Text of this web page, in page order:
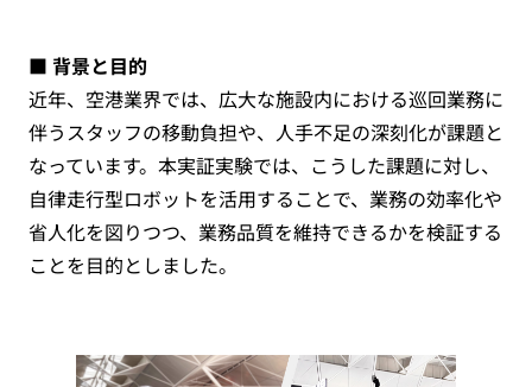
■ 背景と目的
近年、空港業界では、広大な施設内における巡回業務に
伴うスタッフの移動負担や、人手不足の深刻化が課題と
なっています。本実証実験では、こうした課題に対し、
自律走行型ロボットを活用することで、業務の効率化や
省人化を図りつつ、業務品質を維持できるかを検証する
ことを目的としました。